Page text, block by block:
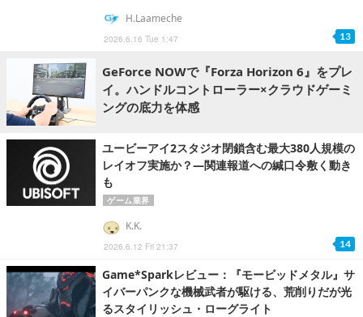
2026.6.16 Tue 1:47
H.Laameche
13
GeForce NOWで『Forza Horizon 6』をプレ
イ。ハンドルコントローラー×クラウドゲーミ
ングの底力を体感
ユービーアイ2スタジオ閉鎖含む最大380人規模の
レイオフ実施か？―関連報道への緘口令敷く動き
も
ゲーム業界
2026.6.12 Fri 21:37
K.K.
14
Game*Sparkレビュー：『モービッドメタル』サ
イバーパンクな機械武者が駆ける、荒削りだが光
るスタイリッシュ・ローグライト